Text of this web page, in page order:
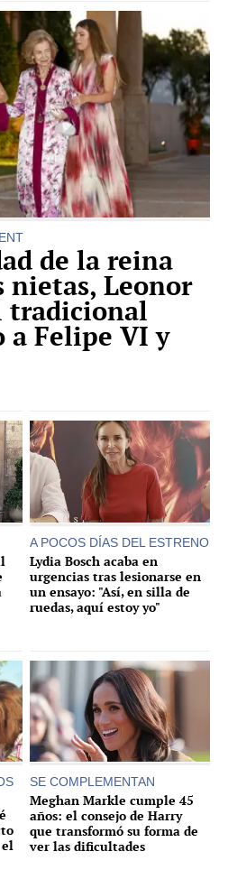
de la reina
nietas, Leonor
tradicional
a Felipe VI y
A POCOS DÍAS DEL ESTRENO
Lydia Bosch acaba en
urgencias tras lesionarse en
un ensayo: "Así, en silla de
ruedas, aquí estoy yo"
SE COMPLEMENTAN
Meghan Markle cumple 45
años: el consejo de Harry
que transformó su forma de
ver las dificultades